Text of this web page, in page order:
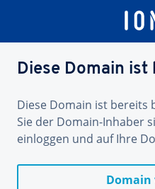
Diese Domain
Diese Domain ist bereits
Sie der Domain-Inhaber
einloggen und auf Ihre